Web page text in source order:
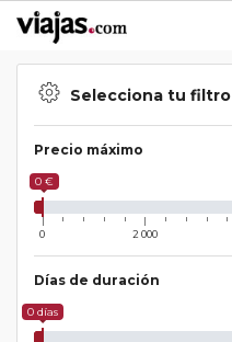
Selecciona tu filtro
Precio máximo
0 €
0 2 000
Días de duración
0 días